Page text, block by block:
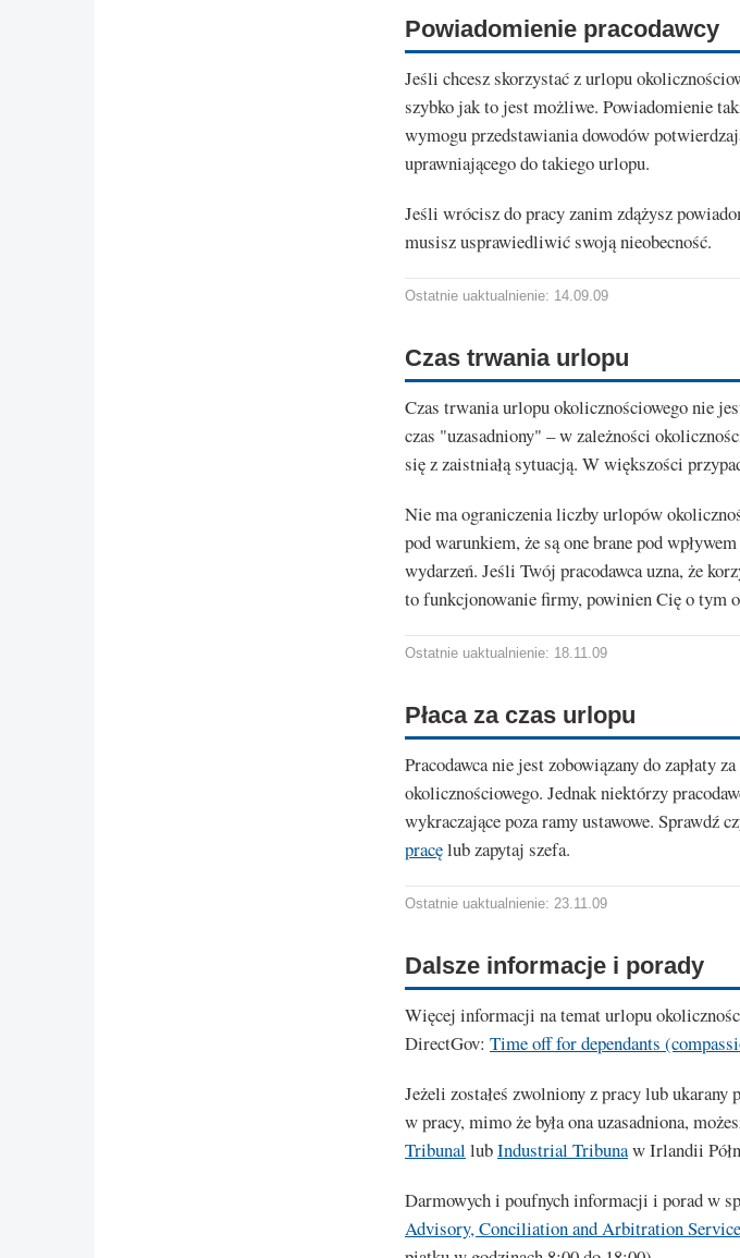
Powiadomienie pracodawcy
Jeśli chcesz skorzystać z urlopu
szybko jak to jest możliwe. Powiadomienie
wymogu przedstawiania dowodów
uprawniającego do takiego urlopu.
Jeśli wrócisz do pracy zanim zdążysz
musisz usprawiedliwić swoją nieobecność.
Ostatnie uaktualnienie: 14.09.09
Czas trwania urlopu
Czas trwania urlopu okolicznościowego nie
czas "uzasadniony" – w zależności
się z zaistniałą sytuacją. W większości
Nie ma ograniczenia liczby urlopów
pod warunkiem, że są one brane pod
wydarzeń. Jeśli Twój pracodawca uzna, że
to funkcjonowanie firmy, powinien Cię o tym
Ostatnie uaktualnienie: 18.11.09
Płaca za czas urlopu
Pracodawca nie jest zobowiązany do zapłaty
okolicznościowego. Jednak niektórzy
wykraczające poza ramy ustawowe. Sprawdź
pracęlub zapytaj szefa.
Ostatnie uaktualnienie: 23.11.09
Dalsze informacje i porady
Więcej informacji na temat urlopu
DirectGov: Time off for dependants
Jeżeli zostałeś zwolniony z pracy lub ukarany
w pracy, mimo że była ona uzasadniona,
Tribunal lubIndustrial Tribunaw Irlandii
Darmowych i poufnych informacji i porad w
Advisory, Conciliation and Arbitration Service